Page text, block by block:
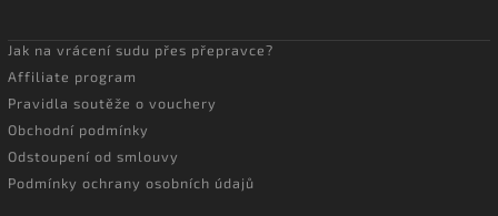
Jak na vrácení sudu přes přepravce?
Affiliate program
Pravidla soutěže o vouchery
Obchodní podmínky
Odstoupení od smlouvy
Podmínky ochrany osobních údajů